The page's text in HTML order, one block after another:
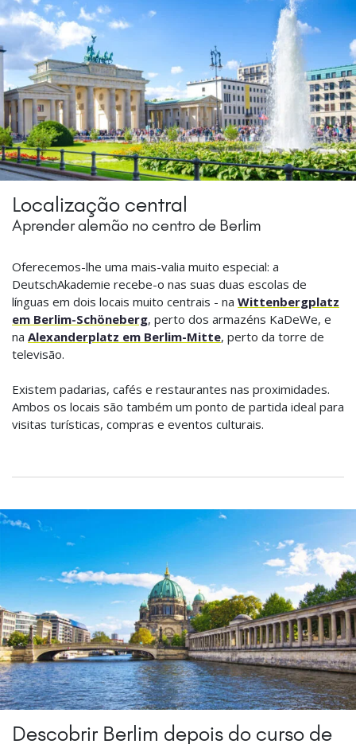
Localização central
Aprender alemão no centro de Berlim
Oferecemos-lhe uma mais-valia muito especial: a
DeutschAkademie recebe-o nas suas duas escolas de
línguas em dois locais muito centrais - na Wittenbergplatz
em Berlim-Schöneberg, perto dos armazéns KaDeWe, e
na Alexanderplatz em Berlim-Mitte, perto da torre de
televisão.
Existem padarias, cafés e restaurantes nas proximidades.
Ambos os locais são também um ponto de partida ideal para
visitas turísticas, compras e eventos culturais.
Descobrir Berlim depois do curso de